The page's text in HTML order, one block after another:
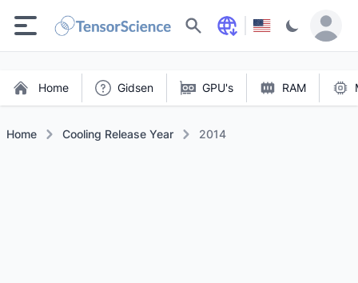
Zoeken
Home Gidsen GPU's RAM
Home Cooling Release Year 2014